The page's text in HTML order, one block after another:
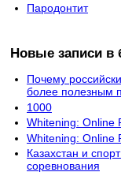
Пародонтит
Новые записи в
Почему
более полезным
1000
Whitening: Online
Whitening: Online
Казахстан и
соревнования